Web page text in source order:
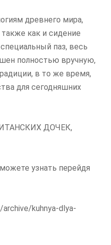
древнего мира,
как и сидение
паз, весь
полностью вручную,
в то же время,
для сегодняшних
ДОЧЕК,
узнать перейдя
kuhnya-dlya-